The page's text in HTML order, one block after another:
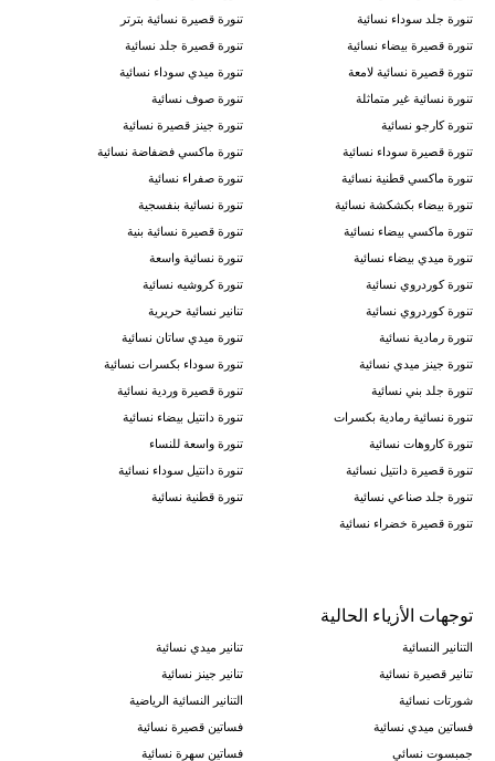
تنورة جلد سوداء نسائية
تنورة قصيرة نسائية بترتر
تنورة قصيرة بيضاء نسائية
تنورة قصيرة جلد نسائية
تنورة قصيرة نسائية لامعة
تنورة ميدي سوداء نسائية
تنورة نسائية غير متماثلة
تنورة صوف نسائية
تنورة كارجو نسائية
تنورة جينز قصيرة نسائية
تنورة قصيرة سوداء نسائية
تنورة ماكسي فضفاضة نسائية
تنورة ماكسي قطنية نسائية
تنورة صفراء نسائية
تنورة بيضاء بكشكشة نسائية
تنورة نسائية بنفسجية
تنورة ماكسي بيضاء نسائية
تنورة قصيرة نسائية بنية
تنورة ميدي بيضاء نسائية
تنورة نسائية واسعة
تنورة كوردروي نسائية
تنورة كروشيه نسائية
تنورة كوردروي نسائية
تنانير نسائية حريرية
تنورة رمادية نسائية
تنورة ميدي ساتان نسائية
تنورة جينز ميدي نسائية
تنورة سوداء بكسرات نسائية
تنورة جلد بني نسائية
تنورة قصيرة وردية نسائية
تنورة نسائية رمادية بكسرات
تنورة دانتيل بيضاء نسائية
تنورة كاروهات نسائية
تنورة واسعة للنساء
تنورة قصيرة دانتيل نسائية
تنورة دانتيل سوداء نسائية
تنورة جلد صناعي نسائية
تنورة قطنية نسائية
تنورة قصيرة خضراء نسائية
توجهات الأزياء الحالية
التنانير النسائية
تنانير ميدي نسائية
تنانير قصيرة نسائية
تنانير جينز نسائية
شورتات نسائية
التنانير النسائية الرياضية
فساتين ميدي نسائية
فساتين قصيرة نسائية
جمبسوت نسائي
فساتين سهرة نسائية